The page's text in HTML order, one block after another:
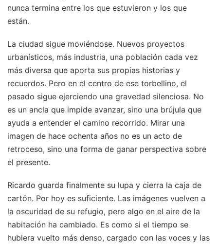
nunca termina entre los que estuvieron y los que
están.
La ciudad sigue moviéndose. Nuevos proyectos
urbanísticos, más industria, una población cada vez
más diversa que aporta sus propias historias y
recuerdos. Pero en el centro de ese torbellino, el
pasado sigue ejerciendo una gravedad silenciosa. No
es un ancla que impide avanzar, sino una brújula que
ayuda a entender el camino recorrido. Mirar una
imagen de hace ochenta años no es un acto de
retroceso, sino una forma de ganar perspectiva sobre
el presente.
Ricardo guarda finalmente su lupa y cierra la caja de
cartón. Por hoy es suficiente. Las imágenes vuelven a
la oscuridad de su refugio, pero algo en el aire de la
habitación ha cambiado. Es como si el tiempo se
hubiera vuelto más denso, cargado con las voces y las